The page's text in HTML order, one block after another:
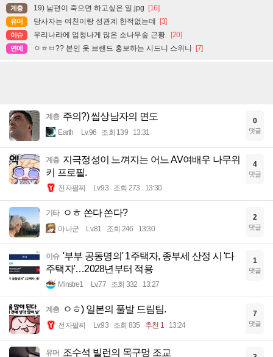
계층 19) 남편이 죽으면 하고싶은 일.jpg [16]
유머 당사자는 여친이랑 성관계 한적없는데 [3]
이슈 우리나라에 엄청나게 많은 소나무숲 근황. [20]
연예 ㅇㅎㅂ?? 본인 옷 브랜드 홍보하는 시드니 스위니 [7]
계층 주의?) 씹상남자의 면도
Earth Lv.96 조회 139 13:31
0
댓글
계층 지극정성이 느껴지는 어느 AV여배우 나무위
키 프로필.
전자팔찌 Lv.93 조회 273 13:30
4
댓글
기타 ㅇㅎ 쏜다 쏜다?
마나군 Lv.81 조회 246 13:30
2
댓글
이슈 '부부 공동명의' 1주택자, 종부세 산정 시 '다
주택자'…2028년부터 적용
Minstre1 Lv.77 조회 332 13:27
1
댓글
계층 ㅇㅎ) 일본의 풀발 드림팀.
전자팔찌 Lv.93 조회 835 추천 1 13:24
7
댓글
유머 조수석 빌런의 목구멍 조교